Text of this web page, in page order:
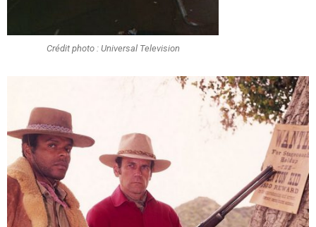
Crédit photo : Universal Television